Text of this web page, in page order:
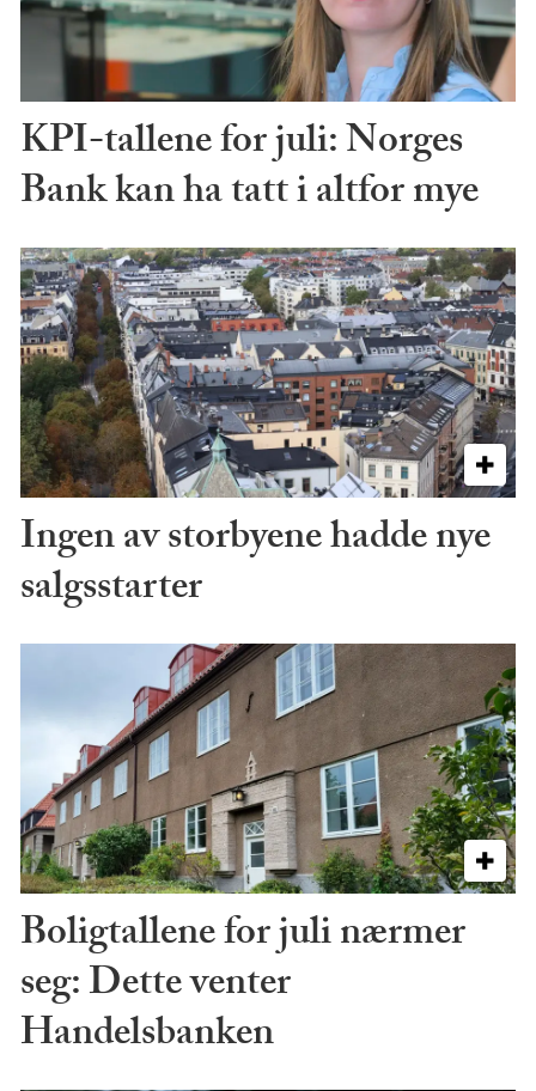
KPI-tallene for juli: Norges
Bank kan ha tatt i altfor mye
Ingen av storbyene hadde nye
salgsstarter
Boligtallene for juli nærmer
seg: Dette venter
Handelsbanken